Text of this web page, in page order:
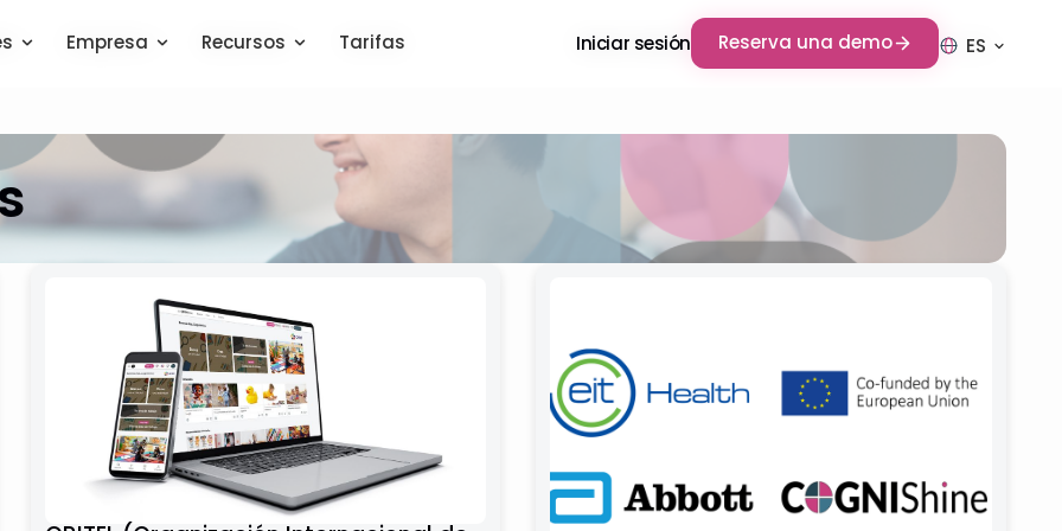
Empresa Recursos Tarifas Iniciar sesión Reserva una demo ES
Empresa Recursos Tarifas Iniciar sesión Reserva una demo ES